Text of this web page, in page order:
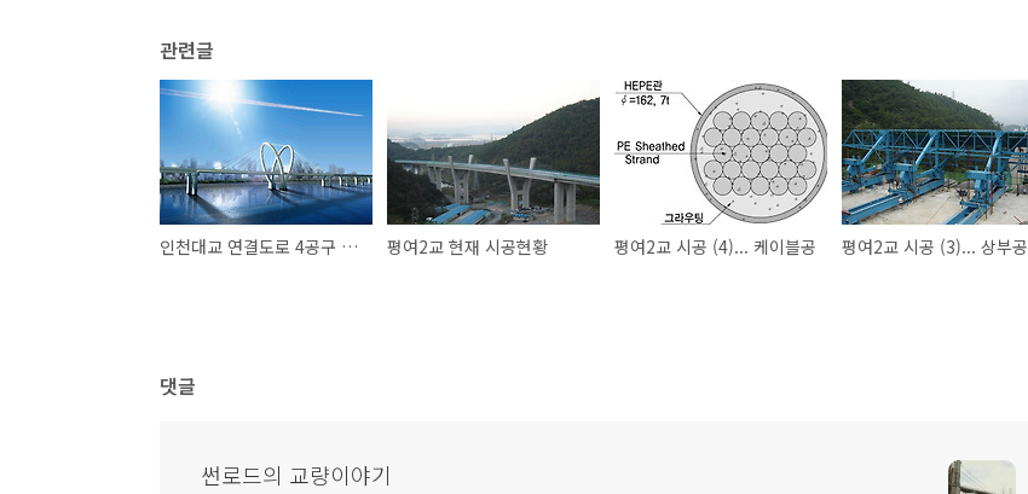
관련글
인천대교 연결도로 4공구 본선 사장교 V형 주탑 가설 평여2교 현재 시공현황 평여2교 시공 (4)... 케이블공 평여2교 시공 (3)... 상부공
댓글
썬로드의 교량이야기